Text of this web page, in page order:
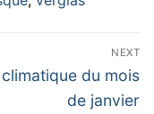
NEXT
climatique du mois
de janvier